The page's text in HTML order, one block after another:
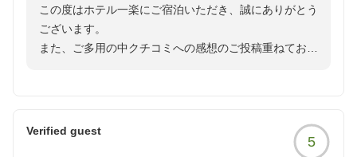
また福岡へお越しの際には、ぜひ当館をご利用ください
ませ。
スタッフ一同、心よりお待ち申し上げております。
うれしかったです。また、コンビニで買ったデザートにスプ
ーンが付いておらず、フロントにお願いしたところ、ティッ
シュペーパーに包んでご用意いただいた。
が、量もちょうどよかった。
暑い中、チェックして部屋に入った時、すでにエアコンが効
この度はホテル一楽にご宿泊いただき、誠にありがとう
ございます。
また、ご多用の中クチコミへの感想のご投稿重ねてお礼
フロントスタッフや朝食スタッフの応対につきまして、
お褒めのお言葉をいただくことができ、大変嬉しく思い
Verified guest
5